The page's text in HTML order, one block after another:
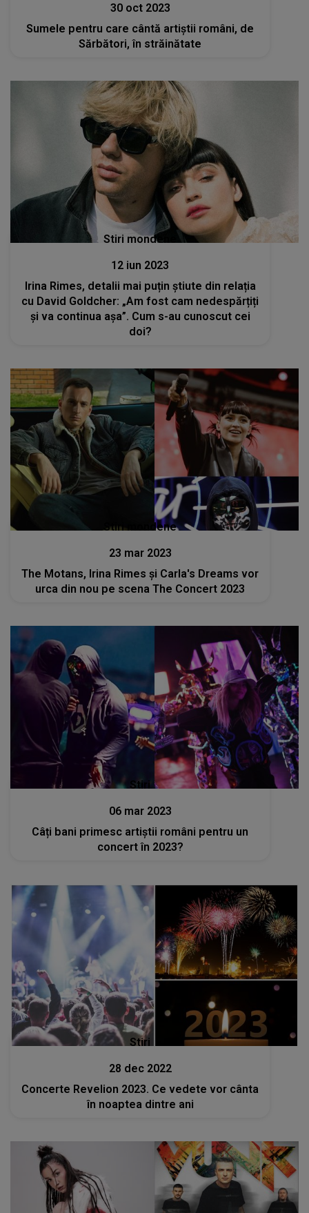
30 oct 2023
Sumele pentru care cântă artiștii români, de
Sărbători, în străinătate
Stiri mondene
12 iun 2023
Irina Rimes, detalii mai puțin știute din relația
cu David Goldcher: „Am fost cam nedespărțiți
și va continua așa”. Cum s-au cunoscut cei
doi?
Stiri mondene
23 mar 2023
The Motans, Irina Rimes și Carla's Dreams vor
urca din nou pe scena The Concert 2023
Stiri
06 mar 2023
Câți bani primesc artiștii români pentru un
concert în 2023?
Stiri
28 dec 2022
Concerte Revelion 2023. Ce vedete vor cânta
în noaptea dintre ani